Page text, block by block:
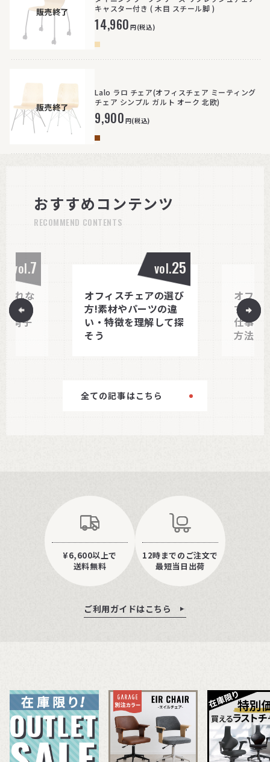
販売終了
キャスター付き ( 木目 スチール脚 )
14,960円(税込)
販売終了
Lalo ラロ チェア(オフィスチェア ミーティング
チェア シンプル ガルト オーク 北欧)
9,900円(税込)
おすすめコンテンツ
RECOMMEND CONTENTS
vol.7
疲れな
ポイ
椅子
vol.25
オフィスチェアの選び
方!素材やパーツの違
い・特徴を理解して探
そう
オフィ
すべし
仕事内
方法
全ての記事はこちら
¥6,600以上で
送料無料
12時までのご注文で
最短当日出荷
ご利用ガイドはこちら